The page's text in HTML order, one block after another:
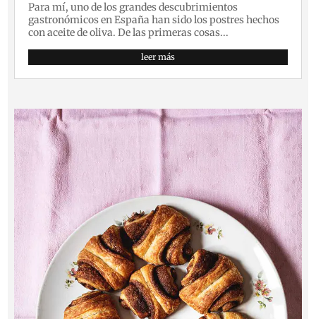
Para mí, uno de los grandes descubrimientos
gastronómicos en España han sido los postres hechos
con aceite de oliva. De las primeras cosas...
leer más